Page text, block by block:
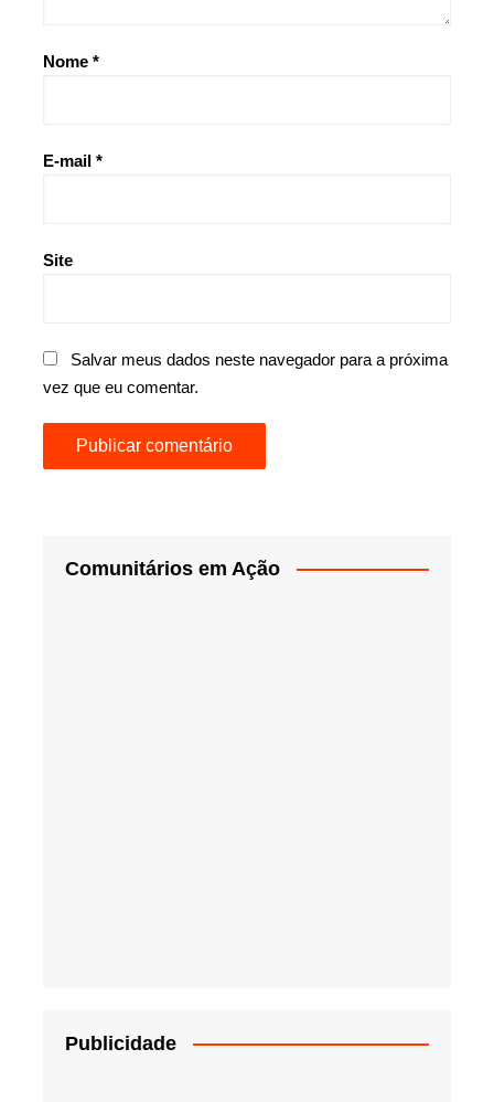
Nome *
E-mail *
Site
Salvar meus dados neste navegador para a próxima
vez que eu comentar.
Comunitários em Ação
Publicidade